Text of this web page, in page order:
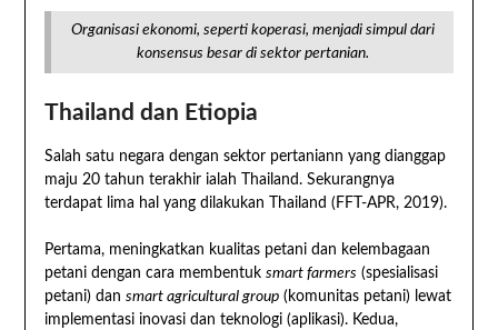
Organisasi ekonomi, seperti koperasi, menjadi simpul dari
konsensus besar di sektor pertanian.
Thailand dan Etiopia
Salah satu negara dengan sektor pertaniann yang dianggap
maju 20 tahun terakhir ialah Thailand. Sekurangnya
terdapat lima hal yang dilakukan Thailand (FFT-APR, 2019).
Pertama, meningkatkan kualitas petani dan kelembagaan
petani dengan cara membentuk smart farmers (spesialisasi
petani) dan smart agricultural group(komunitas petani) lewat
implementasi inovasi dan teknologi (aplikasi). Kedua,